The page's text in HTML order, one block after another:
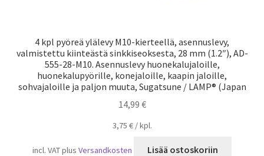
4 kpl pyöreä ylälevy M10-kierteellä, asennuslevy,
valmistettu kiinteästä sinkkiseoksesta, 28 mm (1.2″), AD-
555-28-M10. Asennuslevy huonekalujaloille,
huonekalupyörille, konejaloille, kaapin jaloille,
sohvajaloille ja paljon muuta, Sugatsune / LAMP® (Japan
14,99 €
3,75 €/kpl.
incl. VATplusVersandkosten Lisää ostoskoriin